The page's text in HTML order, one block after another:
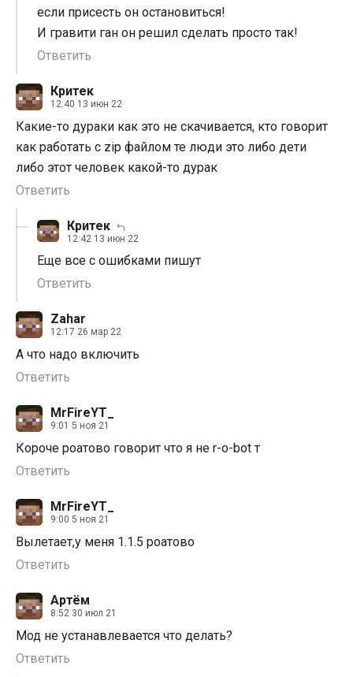
если присесть он остановиться!
И гравити ган он решил сделать просто так!
Ответить
Критек
12:40 13 июн 22
Какие-то дураки как это не скачивается, кто говорит
как работать с zip файлом те люди это либо дети
либо этот человек какой-то дурак
Ответить
Критек
12:42 13 июн 22
Еще все с ошибками пишут
Ответить
Zahar
12:17 26 мар 22
А что надо включить
Ответить
MrFireYT_
9:01 5 ноя 21
Короче роатово говорит что я не r-o-bot т
Ответить
MrFireYT_
9:00 5 ноя 21
Вылетает,у меня 1.1.5 роатово
Ответить
Артём
8:52 30 июл 21
Мод не устанавлевается что делать?
Ответить